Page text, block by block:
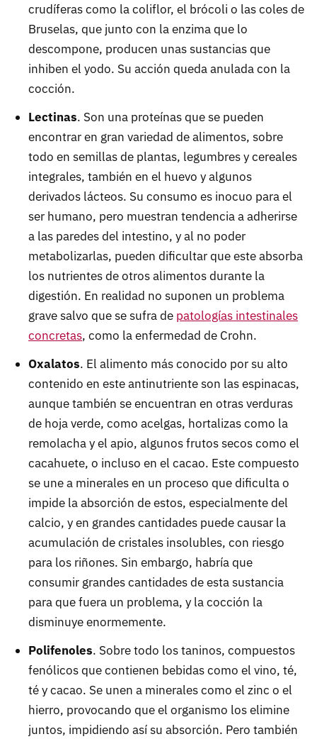
crudíferas como la coliflor, el brócoli o las coles de
Bruselas, que junto con la enzima que lo
descompone, producen unas sustancias que
inhiben el yodo. Su acción queda anulada con la
cocción.
Lectinas. Son una proteínas que se pueden
encontrar en gran variedad de alimentos, sobre
todo en semillas de plantas, legumbres y cereales
integrales, también en el huevo y algunos
derivados lácteos. Su consumo es inocuo para el
ser humano, pero muestran tendencia a adherirse
a las paredes del intestino, y al no poder
metabolizarlas, pueden dificultar que este absorba
los nutrientes de otros alimentos durante la
digestión. En realidad no suponen un problema
grave salvo que se sufra de patologías intestinales
concretas, como la enfermedad de Crohn.
Oxalatos. El alimento más conocido por su alto
contenido en este antinutriente son las espinacas,
aunque también se encuentran en otras verduras
de hoja verde, como acelgas, hortalizas como la
remolacha y el apio, algunos frutos secos como el
cacahuete, o incluso en el cacao. Este compuesto
se une a minerales en un proceso que dificulta o
impide la absorción de estos, especialmente del
calcio, y en grandes cantidades puede causar la
acumulación de cristales insolubles, con riesgo
para los riñones. Sin embargo, habría que
consumir grandes cantidades de esta sustancia
para que fuera un problema, y la cocción la
disminuye enormemente.
Polifenoles. Sobre todo los taninos, compuestos
fenólicos que contienen bebidas como el vino, té,
té y cacao. Se unen a minerales como el zinc o el
hierro, provocando que el organismo los elimine
juntos, impidiendo así su absorción. Pero también